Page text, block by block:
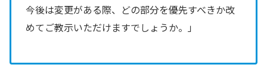
今後は変更がある際、どの部分を優先すべきか改
めてご教示いただけますでしょうか。」